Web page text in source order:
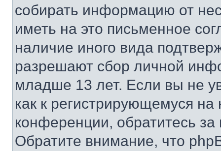
собирать информацию от
иметь на это письменное
наличие иного вида
разрешают сбор личной
младше 13 лет. Если вы не
как к регистрирующемуся
конференции, обратитесь
Обратите внимание, что